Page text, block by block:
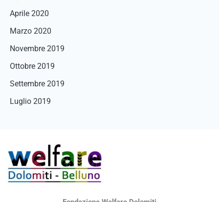
Aprile 2020
Marzo 2020
Novembre 2019
Ottobre 2019
Settembre 2019
Luglio 2019